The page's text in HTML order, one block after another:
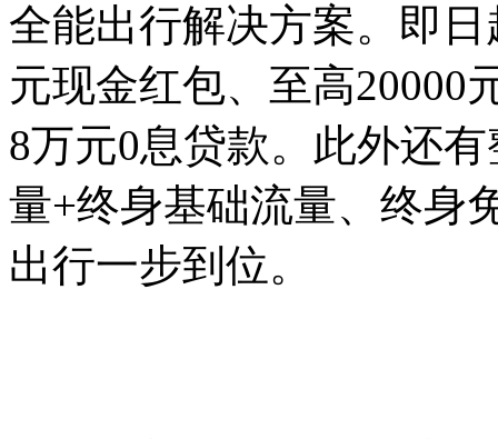
全能出行解决方案。即
元现金红包、至高20000
8万元0息贷款。此外还
量+终身基础流量、终身
出行一步到位。